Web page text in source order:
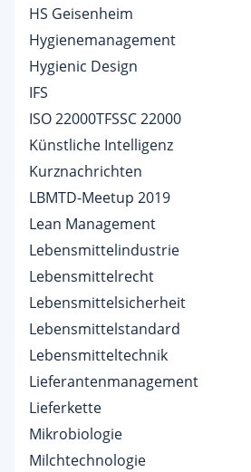
HS Geisenheim
Hygienemanagement
Hygienic Design
IFS
ISO 22000TFSSC 22000
Künstliche Intelligenz
Kurznachrichten
LBMTD-Meetup 2019
Lean Management
Lebensmittelindustrie
Lebensmittelrecht
Lebensmittelsicherheit
Lebensmittelstandard
Lebensmitteltechnik
Lieferantenmanagement
Lieferkette
Mikrobiologie
Milchtechnologie